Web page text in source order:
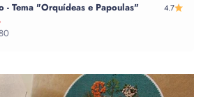
- Tema "Orquídeas e Papoulas" 4.7